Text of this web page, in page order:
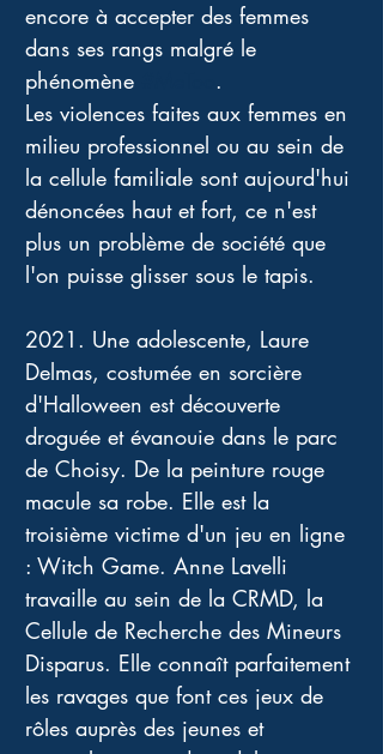
encore à accepter des femmes
dans ses rangs malgré le
phénomène
.
Les violences faites aux femmes en
milieu professionnel ou au sein de
la cellule familiale sont aujourd'hui
dénoncées haut et fort, ce n'est
plus un problème de société que
l'on puisse glisser sous le tapis.
2021. Une adolescente, Laure
Delmas, costumée en sorcière
d'Halloween est découverte
droguée et évanouie dans le parc
de Choisy. De la peinture rouge
macule sa robe. Elle est la
troisième victime d'un jeu en ligne
: Witch Game. Anne Lavelli
travaille au sein de la CRMD, la
Cellule de Recherche des Mineurs
Disparus. Elle connaît parfaitement
les ravages que font ces jeux de
rôles auprès des jeunes et